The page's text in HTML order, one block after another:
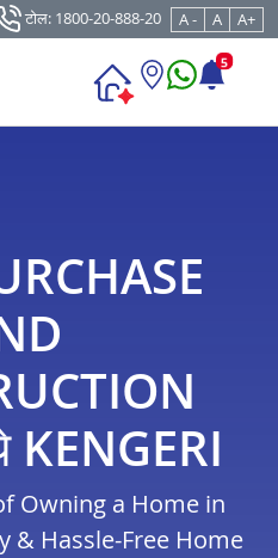
टोल: 1800-20-888-20 A - A A+
5
KENGERI
Owning a Home in
& Hassle-Free Home